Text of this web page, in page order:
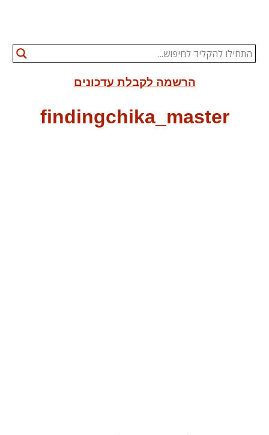
הרשמה לקבלת עדכונים
findingchika_master